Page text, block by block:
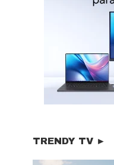
TRENDY TV ►